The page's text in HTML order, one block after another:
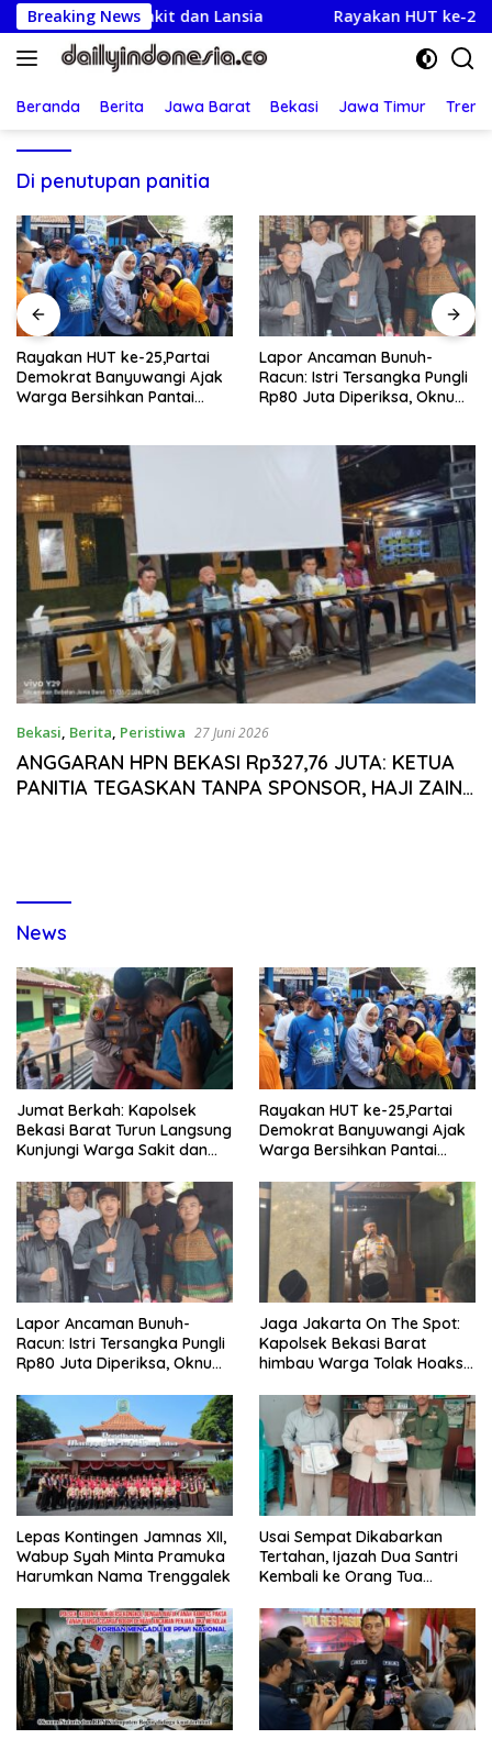
Langsung
ke
konten
Breaking News
Warga Sakit dan Lansia Rayakan HUT ke-25,Partai
Beranda Berita Jawa Barat Bekasi Jawa Timur
Di penutupan panitia
Rayakan HUT ke-25,Partai
Demokrat Banyuwangi Ajak
Warga Bersihkan Pantai
Lapor Ancaman Bunuh-
Racun: Istri Tersangka Pungli
Rp80 Juta Diperiksa, Oknum
Bekasi, Berita, Peristiwa 27 Juni 2026
ANGGARAN HPN BEKASI Rp327,76 JUTA: KETUA
PANITIA TEGASKAN TANPA SPONSOR, HAJI ZAINI
News
Jumat Berkah: Kapolsek
Bekasi Barat Turun Langsung
Kunjungi Warga Sakit dan
Rayakan HUT ke-25,Partai
Demokrat Banyuwangi Ajak
Warga Bersihkan Pantai
Lapor Ancaman Bunuh-
Racun: Istri Tersangka Pungli
Rp80 Juta Diperiksa, Oknum
Disdagperin
Jaga Jakarta On The Spot:
Kapolsek Bekasi Barat
himbau Warga Tolak Hoaks
Sholat Jumat
Lepas Kontingen Jamnas XII,
Wabup Syah Minta Pramuka
Harumkan Nama Trenggalek
Usai Sempat Dikabarkan
Tertahan, Ijazah Dua Santri
Kembali ke Orang Tua